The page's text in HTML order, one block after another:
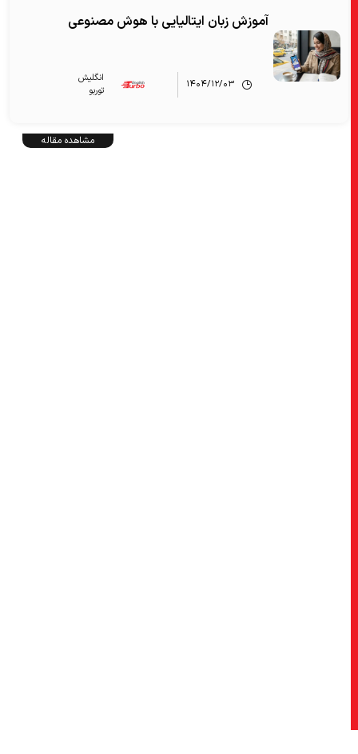
آموزش زبان ایتالیایی با هوش مصنوعی
۱۴۰۴/۱۲/۰۳
انگلیش‌
توربو
مشاهده مقاله